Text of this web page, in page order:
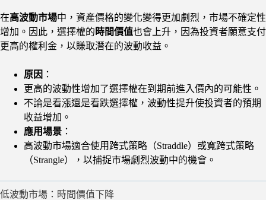
在高波動市場中，資產價格的變化變得更加劇烈，市場不確定性
增加。因此，選擇權的 時間價值也會上升，因為投資者願意支付
更高的權利金，以賺取潛在的波動收益。
原因 ：
更高的波動性增加了選擇權在到期前進入價內的可能性。
不論是看漲還是看跌選擇權，波動性提升使投資者的預期
收益增加。
應用場景 ：
高波動市場適合使用跨式策略（Straddle）或寬跨式策略
（Strangle），以捕捉市場劇烈波動中的機會。
低波動市場：時間價值下降